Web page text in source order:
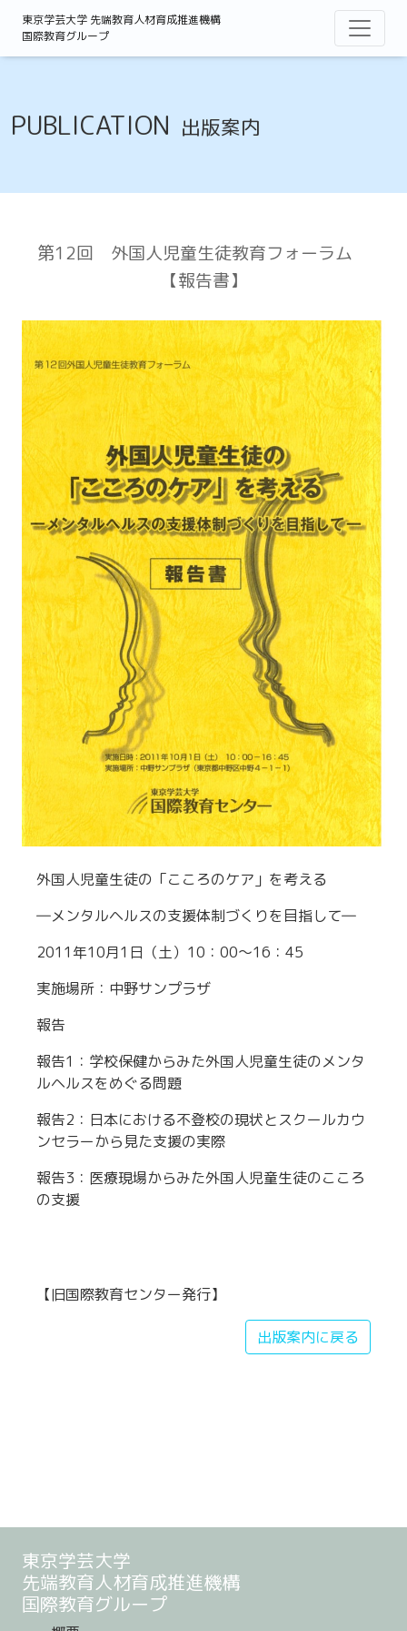
東京学芸大学 先端教育人材育成推進機構
国際教育グループ
PUBLICATION 出版案内
第12回 外国人児童生徒教育フォーラム
【報告書】
外国人児童生徒の「こころのケア」を考える
―メンタルヘルスの支援体制づくりを目指して―
2011年10月1日（土）10：00～16：45
実施場所：中野サンプラザ
報告
報告1：学校保健からみた外国人児童生徒のメンタ
ルヘルスをめぐる問題
報告2：日本における不登校の現状とスクールカウ
ンセラーから見た支援の実際
報告3：医療現場からみた外国人児童生徒のこころ
の支援
【旧国際教育センター発行】
出版案内に戻る
東京学芸大学
先端教育人材育成推進機構
国際教育グループ